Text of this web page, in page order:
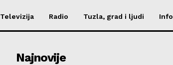
Televizija Radio Tuzla, grad i ljudi Info
Najnovije